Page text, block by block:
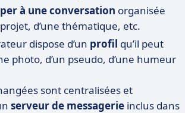
à une conversation organisée
d’une thématique, etc.
dispose d’un profil qu’il peut
photo, d’un pseudo, d’une humeur
sont centralisées et
serveur de messagerie inclus dans